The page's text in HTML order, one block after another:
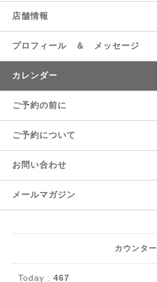
店舗情報
プロフィール ＆ メッセージ
カレンダー
ご予約の前に
ご予約について
お問い合わせ
メールマガジン
カウンター
Today : 467